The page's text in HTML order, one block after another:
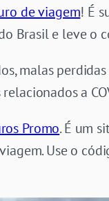
de viagem! É
Brasil e leve o
malas
a
Promo. É um
Use o